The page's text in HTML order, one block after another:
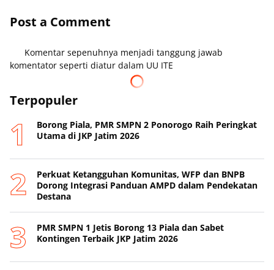
Post a Comment
Komentar sepenuhnya menjadi tanggung jawab
komentator seperti diatur dalam UU ITE
Terpopuler
Borong Piala, PMR SMPN 2 Ponorogo Raih Peringkat
Utama di JKP Jatim 2026
Perkuat Ketangguhan Komunitas, WFP dan BNPB
Dorong Integrasi Panduan AMPD dalam Pendekatan
Destana
PMR SMPN 1 Jetis Borong 13 Piala dan Sabet
Kontingen Terbaik JKP Jatim 2026